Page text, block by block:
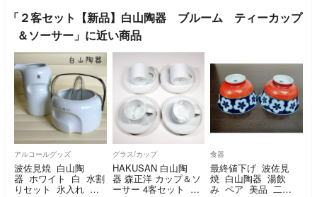
「２客セット【新品】白山陶器 ブルーム ティーカップ
＆ソーサー」に近い商品
アルコールグッズ
波佐見焼 白山陶
器 ホワイト 白 水割
りセット 氷入れ ピ
グラス/カップ
HAKUSAN 白山陶
器 森正洋 カップ＆ソ
ーサー 4客セット 未
食器
最終値下げ 波佐見
焼 白山陶器 湯飲
み ペア 美品 二